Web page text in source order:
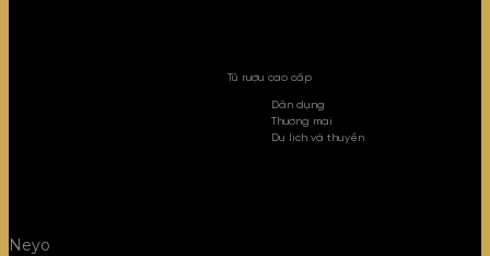
Tủ rượu cao cấp
Dân dụng
Thương mại
Du lịch và thuyền
Neyo